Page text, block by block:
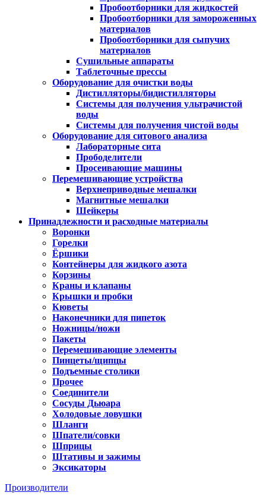
Пробоотборники для жидкостей
Пробоотборники для замороженных
материалов
Пробоотборники для сыпучих
материалов
Сушильные аппараты
Таблеточные прессы
Оборудование для очистки воды
Дистилляторы/бидистилляторы
Системы для получения ультрачистой
воды
Системы для получения чистой воды
Оборудование для ситового анализа
Лабораторные сита
Прободелители
Просеивающие машины
Перемешивающие устройства
Верхнеприводные мешалки
Магнитные мешалки
Шейкеры
Принадлежности и расходные материалы
Воронки
Горелки
Ёршики
Контейнеры для жидкого азота
Корзины
Краны и клапаны
Крышки и пробки
Кюветы
Наконечники для пипеток
Ножницы/ножи
Пакеты
Перемешивающие элементы
Пинцеты/щипцы
Подъемные столики
Прочее
Соединители
Сосуды Дьюара
Холодовые ловушки
Шланги
Шпатели/совки
Шприцы
Штативы и зажимы
Эксикаторы
Производители